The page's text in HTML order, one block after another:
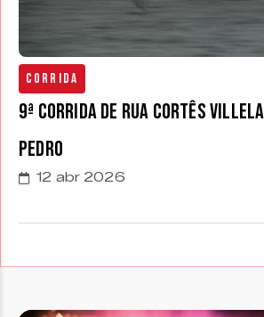
Corrida
9ª Corrida de Rua Cortês Villela
Pedro
12 abr 2026